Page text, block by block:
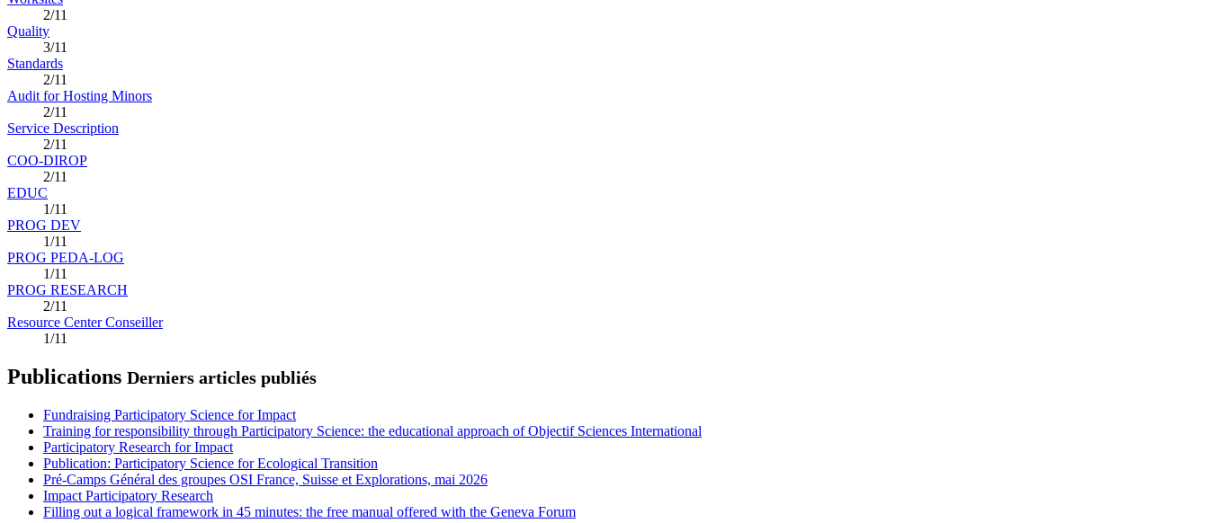
2/11
Quality
3/11
Standards
2/11
Audit for Hosting Minors
2/11
Service Description
2/11
COO-DIROP
2/11
EDUC
1/11
PROG DEV
1/11
PROG PEDA-LOG
1/11
PROG RESEARCH
2/11
Resource Center Conseiller
1/11
Publications Derniers articles publiés
Fundraising Participatory Science for Impact
Training for responsibility through Participatory Science: the educational approach of Objectif Sciences International
Participatory Research for Impact
Publication: Participatory Science for Ecological Transition
Pré-Camps Général des groupes OSI France, Suisse et Explorations, mai 2026
Impact Participatory Research
Filling out a logical framework in 45 minutes: the free manual offered with the Geneva Forum